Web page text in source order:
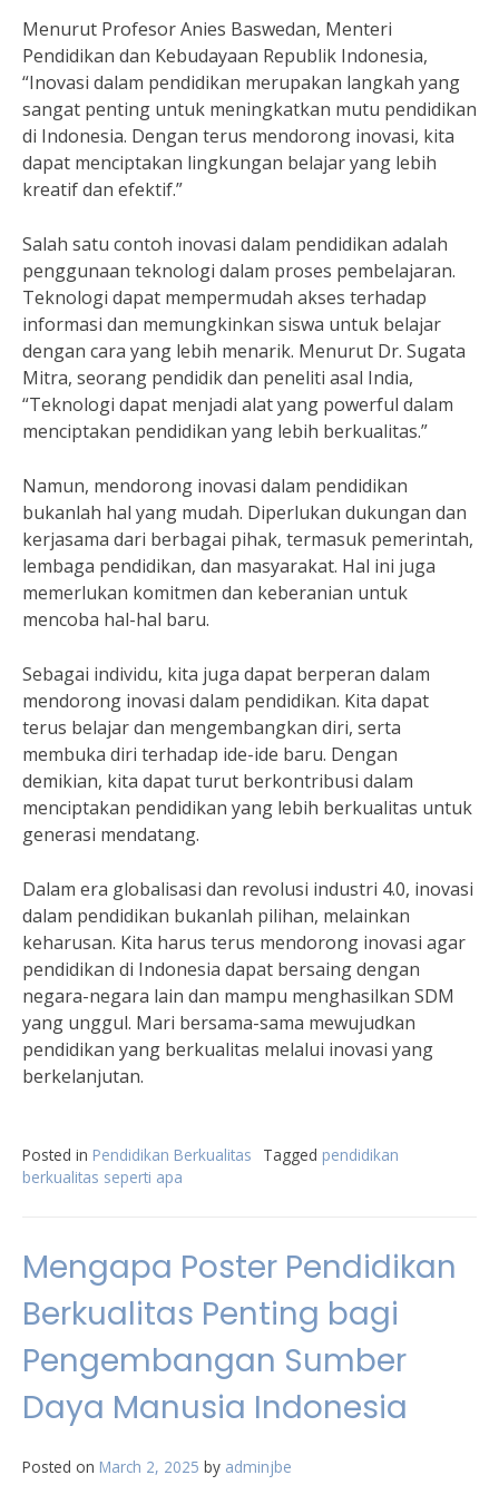
Menurut Profesor Anies Baswedan, Menteri
Pendidikan dan Kebudayaan Republik Indonesia,
“Inovasi dalam pendidikan merupakan langkah yang
sangat penting untuk meningkatkan mutu pendidikan
di Indonesia. Dengan terus mendorong inovasi, kita
dapat menciptakan lingkungan belajar yang lebih
kreatif dan efektif.”
Salah satu contoh inovasi dalam pendidikan adalah
penggunaan teknologi dalam proses pembelajaran.
Teknologi dapat mempermudah akses terhadap
informasi dan memungkinkan siswa untuk belajar
dengan cara yang lebih menarik. Menurut Dr. Sugata
Mitra, seorang pendidik dan peneliti asal India,
“Teknologi dapat menjadi alat yang powerful dalam
menciptakan pendidikan yang lebih berkualitas.”
Namun, mendorong inovasi dalam pendidikan
bukanlah hal yang mudah. Diperlukan dukungan dan
kerjasama dari berbagai pihak, termasuk pemerintah,
lembaga pendidikan, dan masyarakat. Hal ini juga
memerlukan komitmen dan keberanian untuk
mencoba hal-hal baru.
Sebagai individu, kita juga dapat berperan dalam
mendorong inovasi dalam pendidikan. Kita dapat
terus belajar dan mengembangkan diri, serta
membuka diri terhadap ide-ide baru. Dengan
demikian, kita dapat turut berkontribusi dalam
menciptakan pendidikan yang lebih berkualitas untuk
generasi mendatang.
Dalam era globalisasi dan revolusi industri 4.0, inovasi
dalam pendidikan bukanlah pilihan, melainkan
keharusan. Kita harus terus mendorong inovasi agar
pendidikan di Indonesia dapat bersaing dengan
negara-negara lain dan mampu menghasilkan SDM
yang unggul. Mari bersama-sama mewujudkan
pendidikan yang berkualitas melalui inovasi yang
berkelanjutan.
Posted in Pendidikan Berkualitas Tagged pendidikan
berkualitas seperti apa
Mengapa Poster Pendidikan
Berkualitas Penting bagi
Pengembangan Sumber
Daya Manusia Indonesia
Posted on March 2, 2025 by adminjbe